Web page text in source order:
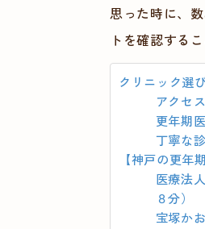
思った時に、
トを確認する
クリニック選
アクセ
更年期
丁寧な
【神戸の更年
医療法
８分）
宝塚か